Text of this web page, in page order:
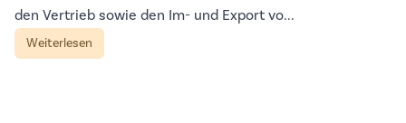
den Vertrieb sowie den Im- und Export vo...
Weiterlesen